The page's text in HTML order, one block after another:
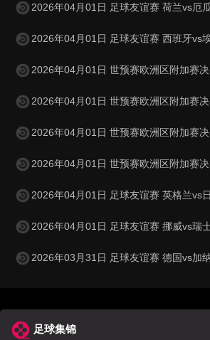
2026年04月01日 足球友谊赛 荷兰vs厄瓜多尔
2026年04月01日 足球友谊赛 西班牙vs埃及
2026年04月01日 世预赛欧洲区附加赛决赛 科索沃vs土
2026年04月01日 世预赛欧洲区附加赛决赛 捷克vs
2026年04月01日 世预赛欧洲区附加赛决赛 瑞典vs
2026年04月01日 世预赛欧洲区附加赛决赛 波黑vs意
2026年04月01日 足球友谊赛 英格兰vs日本
2026年04月01日 足球友谊赛 挪威vs瑞
2026年03月31日 足球友谊赛 德国vs加
足球集锦